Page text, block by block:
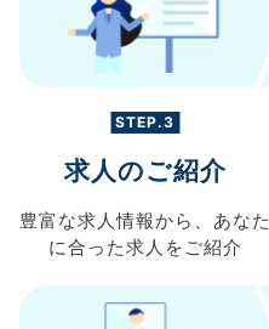
STEP.3
求人のご紹介
豊富な求人情報から、 あなた
に合った求人を ご紹介